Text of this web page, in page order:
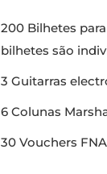
200 Bilhetes
bilhetes são
3 Guitarras
6 Colunas
30 Vouchers